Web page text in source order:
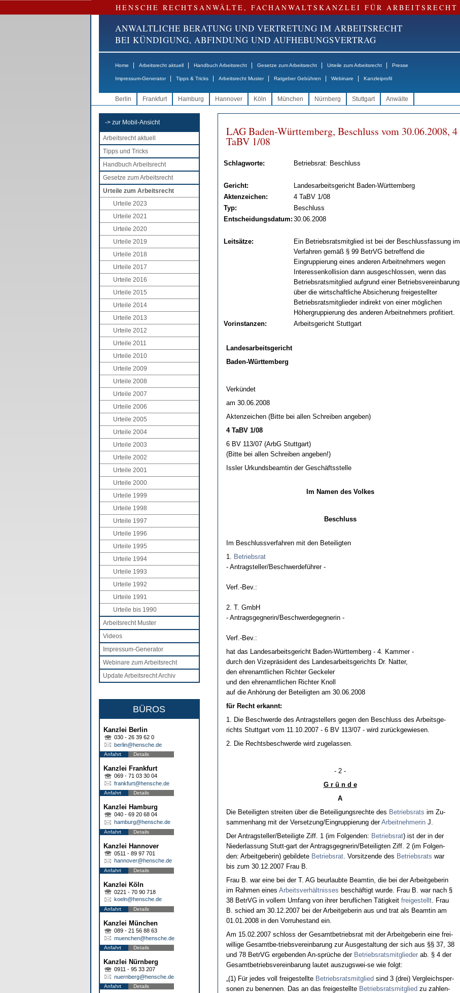
HENSCHE RECHTSANWÄLTE, FACHANWALTSKANZLEI FÜR ARBEITSRECHT
ANWALTLICHE BERATUNG UND VERTRETUNG IM ARBEITSRECHT
BEI KÜNDIGUNG, ABFINDUNG UND AUFHEBUNGSVERTRAG
Home Arbeitsrecht aktuell Handbuch Arbeitsrecht Gesetze zum Arbeitsrecht Urteile zum Arbeitsrecht Presse
Impressum-Generator Tipps & Tricks Arbeitsrecht Muster Ratgeber Gebühren Webinare Kanzleiprofil
Berlin Frankfurt Hamburg Hannover Köln München Nürnberg Stuttgart Anwälte
-> zur Mobil-Ansicht
Arbeitsrecht aktuell
Tipps und Tricks
Handbuch Arbeitsrecht
Gesetze zum Arbeitsrecht
Urteile zum Arbeitsrecht
Urteile 2023
Urteile 2021
Urteile 2020
Urteile 2019
Urteile 2018
Urteile 2017
Urteile 2016
Urteile 2015
Urteile 2014
Urteile 2013
Urteile 2012
Urteile 2011
Urteile 2010
Urteile 2009
Urteile 2008
Urteile 2007
Urteile 2006
Urteile 2005
Urteile 2004
Urteile 2003
Urteile 2002
Urteile 2001
Urteile 2000
Urteile 1999
Urteile 1998
Urteile 1997
Urteile 1996
Urteile 1995
Urteile 1994
Urteile 1993
Urteile 1992
Urteile 1991
Urteile bis 1990
Arbeitsrecht Muster
Videos
Impressum-Generator
Webinare zum Arbeitsrecht
Update Arbeitsrecht Archiv
BÜROS
Kanzlei Berlin
030 - 26 39 62 0
berlin@hensche.de
Anfahrt Details
Kanzlei Frankfurt
069 - 71 03 30 04
frankfurt@hensche.de
Anfahrt Details
Kanzlei Hamburg
040 - 69 20 68 04
hamburg@hensche.de
Anfahrt Details
Kanzlei Hannover
0511 - 89 97 701
hannover@hensche.de
Anfahrt Details
Kanzlei Köln
0221 - 70 90 718
koeln@hensche.de
Anfahrt Details
Kanzlei München
089 - 21 56 88 63
muenchen@hensche.de
Anfahrt Details
Kanzlei Nürnberg
0911 - 95 33 207
nuernberg@hensche.de
Anfahrt Details
LAG Ba­den-Würt­tem­berg, Be­schluss vom 30.06.2008, 4
TaBV 1/08
Schlagworte: Betriebsrat: Beschluss
Gericht:
Landesarbeitsgericht Baden-Württemberg
Aktenzeichen:
4 TaBV 1/08
Typ:
Beschluss
Entscheidungsdatum: 30.06.2008
Leitsätze:
Ein Betriebsratsmitglied ist bei der Beschlussfassung im
Verfahren gemäß § 99 BetrVG betreffend die
Eingruppierung eines anderen Arbeitnehmers wegen
Interessenkollision dann ausgeschlossen, wenn das
Betriebsratsmitglied aufgrund einer Betriebsvereinbarung
über die wirtschaftliche Absicherung freigestellter
Betriebsratsmitglieder indirekt von einer möglichen
Höhergruppierung des anderen Arbeitnehmers profitiert.
Vorinstanzen:
Arbeitsgericht Stuttgart
Lan­des­ar­beits­ge­richt
Ba­den-Würt­tem­berg
Verkündet
am 30.06.2008
Ak­ten­zei­chen (Bit­te bei al­len Schrei­ben an­ge­ben)
4 TaBV 1/08
6 BV 113/07 (ArbG Stutt­gart)
(Bit­te bei al­len Schrei­ben an­ge­ben!)
Iss­ler Ur­kunds­be­am­tin der Geschäfts­stel­le
Im Na­men des Vol­kes
Be­schluss
Im Be­schluss­ver­fah­ren mit den Be­tei­lig­ten
1. Be­triebs­rat
- An­trag­stel­ler/Be­schwer­deführer -
Verf.-Bev.:
2. T. GmbH
- An­trags­geg­ne­rin/Be­schwer­de­geg­ne­rin -
Verf.-Bev.:
hat das Lan­des­ar­beits­ge­richt Ba­den-Würt­tem­berg - 4. Kam­mer -
durch den Vi­ze­präsi­dent des Lan­des­ar­beits­ge­richts Dr. Nat­ter,
den eh­ren­amt­li­chen Rich­ter Ge­cke­ler
und den eh­ren­amt­li­chen Rich­ter Knoll
auf die Anhörung der Be­tei­lig­ten am 30.06.2008
für Recht er­kannt:
1. Die Be­schwer­de des An­trag­stel­lers ge­gen den Be­schluss des Ar­beits­ge­
richts Stutt­gart vom 11.10.2007 - 6 BV 113/07 - wird zurück­ge­wie­sen.
2. Die Rechts­be­schwer­de wird zu­ge­las­sen.
- 2 -
G r ü n d e
A
Die Be­tei­lig­ten strei­ten über die Be­tei­li­gungs­rech­te des Be­triebs­rats im Zu­
sam­men­hang mit der Ver­set­zung/Ein­grup­pie­rung derAr­beit­neh­me­rinJ.
Der An­trag­stel­ler/Be­tei­lig­te Ziff. 1 (im Fol­gen­den: Be­triebs­rat) ist der in der
Nie­der­las­sung Stutt-gart der An­trags­geg­ne­rin/Be­tei­lig­ten Ziff. 2 (im Fol­gen­
den: Ar­beit­ge­be­rin) ge­bil­de­te Be­triebs­rat. Vor­sit­zen­de des Be­triebs­rats war
bis zum 30.12.2007 Frau B.
Frau B. war ei­ne bei der T. AG be­ur­laub­te Be­am­tin, die bei der Ar­beit­ge­be­rin
im Rah­men ei­nes Ar­beits­verhält­nis­ses beschäftigt wur­de. Frau B. war nach §
38 Be­trVG in vol­lem Um­fang von ih­rer be­ruf­li­chen Tätig­keit frei­ge­stellt. Frau
B. schied am 30.12.2007 bei der Ar­beit­ge­be­rin aus und trat als Be­am­tin am
01.01.2008 in den Vor­ru­he­stand ein.
Am 15.02.2007 schloss der Ge­samt­be­triebs­rat mit der Ar­beit­ge­be­rin ei­ne frei­
wil­li­ge Ge­samt­be-triebs­ver­ein­ba­rung zur Aus­ge­stal­tung der sich aus §§ 37, 38
und 78 Be­trVG er­ge­ben­den An-sprüche der Be­triebs­rats­mit­glie­derab. § 4 der
Ge­samt­be­triebs­ver­ein­ba­rung lau­tet aus­zugs­wei-se wie folgt:
„(1) Für je­des voll frei­ge­stell­te Be­triebs­rats­mit­glied sind 3 (drei) Ver­gleichs­per­
so­nen zu be­nen­nen. Das an das frei­ge­stell­te Be­triebs­rats­mit­glied zu zah­len­